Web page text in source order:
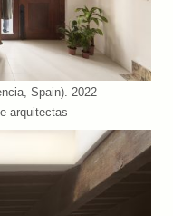
Spain). 2022
arquitectas